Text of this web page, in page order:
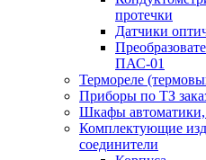
протечки
Датчики
ПАС-01
Термореле
Приборы по ТЗ
Шкафы автоматики,
Комплектующие
соединители